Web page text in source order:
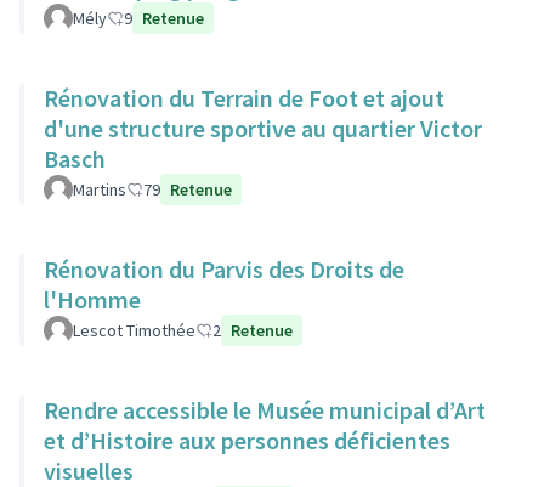
Mély 9 Retenue
Rénovation du Terrain de Foot et ajout
d'une structure sportive au quartier Victor
Basch
Martins 79 Retenue
Rénovation du Parvis des Droits de
l'Homme
Lescot Timothée 2 Retenue
Rendre accessible le Musée municipal d’Art
et d’Histoire aux personnes déficientes
visuelles